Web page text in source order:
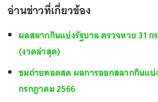
อ่านข่าวที่เกี่ยวข้อง
ผลสลากกินแบ่งรัฐบาล ตรวจหวย 31 ก
(งวดล่าสุด)
ชมถ่ายทอดสด ผลการออกสลากกินแบ่
กรกฎาคม 2566